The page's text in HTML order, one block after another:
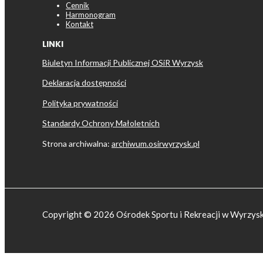
Cennik
Harmonogram
Kontakt
LINKI
Biuletyn Informacji Publicznej OSiR Wyrzysk
Deklaracja dostępności
Polityka prywatności
Standardy Ochrony Małoletnich
Strona archiwalna: archiwum.osirwyrzysk.pl
Copyright © 2026 Ośrodek Sportu i Rekreacji w